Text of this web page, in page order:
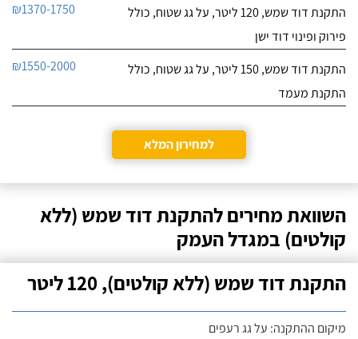
התקנת דוד שמש, 120 ליטר, על גג שטוח, כולל
פירוק ופינוי דוד ישן
₪1370-1750
התקנת דוד שמש, 150 ליטר, על גג שטוח, כולל
התקנת מעמד
₪1550-2000
למחירון המלא
השוואת מחירים להתקנת דוד שמש (ללא
קולטים) במגדל העמק
התקנת דוד שמש (ללא קולטים), 120 ליטר
מיקום ההתקנה: על גג רעפים